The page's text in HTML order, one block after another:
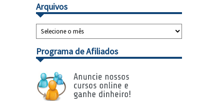
Arquivos
Programa de Afiliados